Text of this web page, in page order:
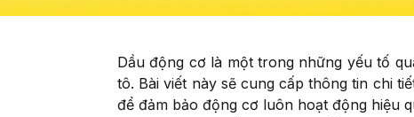
Dầu động cơ là một trong những yếu tố
tô. Bài viết này sẽ cung cấp thông tin chi
để đảm bảo động cơ luôn hoạt động hiệu